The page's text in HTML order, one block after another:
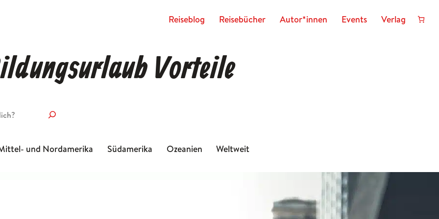
Rei­se­blog Reisebücher Autor*innen Events Verlag
Vorteile
und Nordamerika Südamerika Ozeanien Weltweit